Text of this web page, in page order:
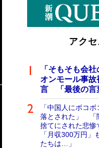
アク
「そもそも会
オンモール事
言 「最後の言
「中国人にボコ
落とされた」 「
捨てにされた悲
「月収300万円
たちは…」